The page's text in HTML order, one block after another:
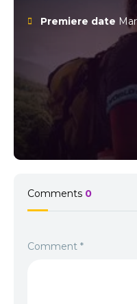
curaj și loialitate în fiecare
Premiere date
Comments 0
Comment *